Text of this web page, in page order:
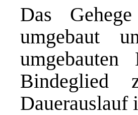
Das
umgebaut
Bindeglied
Dauerauslauf